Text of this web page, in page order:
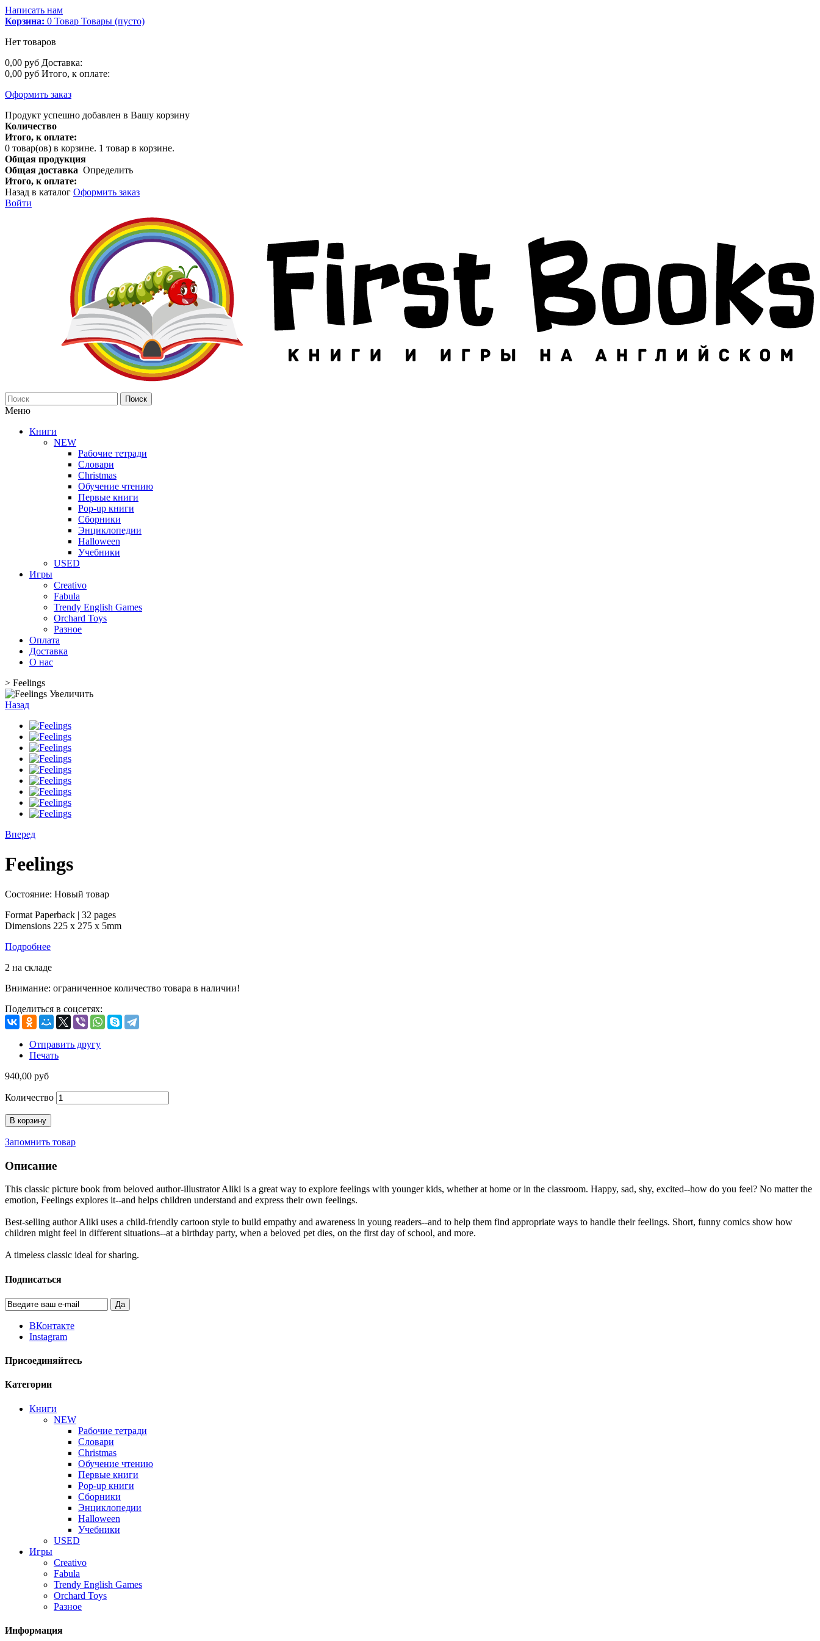
Написать нам
Корзина: 0 Товар Товары (пусто)
Нет товаров
0,00 руб Доставка:
0,00 руб Итого, к оплате:
Оформить заказ
Продукт успешно добавлен в Вашу корзину
Количество
Итого, к оплате:
0 товар(ов) в корзине. 1 товар в корзине.
Общая продукция
Общая доставка Определить
Итого, к оплате:
Назад в каталог Оформить заказ
Войти
Поиск
Меню
Книги
NEW
Рабочие тетради
Словари
Christmas
Обучение чтению
Первые книги
Pop-up книги
Сборники
Энциклопедии
Halloween
Учебники
USED
Игры
Creativo
Fabula
Trendy English Games
Orchard Toys
Разное
Оплата
Доставка
О нас
> Feelings
Увеличить
Назад
Вперед
Feelings
Состояние: Новый товар
Format Paperback | 32 pages
Dimensions 225 x 275 x 5mm
Подробнее
2 на складе
Внимание: ограниченное количество товара в наличии!
Поделиться в соцсетях:
Отправить другу
Печать
940,00 руб
Количество
В корзину
Запомнить товар
Описание
This classic picture book from beloved author-illustrator Aliki is a great way to explore feelings with younger kids, whether at home or in the classroom. Happy, sad, shy, excited--how do you feel? No matter the
emotion, Feelings explores it--and helps children understand and express their own feelings.
Best-selling author Aliki uses a child-friendly cartoon style to build empathy and awareness in young readers--and to help them find appropriate ways to handle their feelings. Short, funny comics show how
children might feel in different situations--at a birthday party, when a beloved pet dies, on the first day of school, and more.
A timeless classic ideal for sharing.
Подписаться
Да
ВКонтакте
Instagram
Присоединяйтесь
Категории
Книги
NEW
Рабочие тетради
Словари
Christmas
Обучение чтению
Первые книги
Pop-up книги
Сборники
Энциклопедии
Halloween
Учебники
USED
Игры
Creativo
Fabula
Trendy English Games
Orchard Toys
Разное
Информация